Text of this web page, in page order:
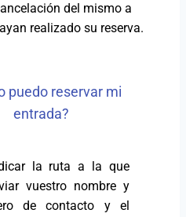
del mismo a
realizado su reserva.
puedo reservar mi
entrada?
la ruta a la que
vuestro nombre y
de contacto y el